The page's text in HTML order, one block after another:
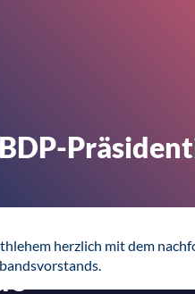
herzlich mit dem